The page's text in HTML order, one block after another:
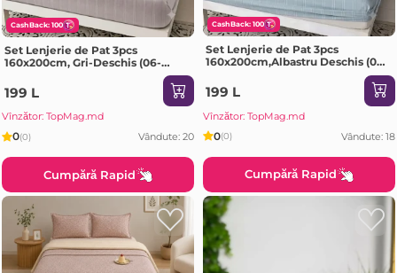
CashBack: 100
Set Lenjerie de Pat 3pcs
160x200cm, Gri-Deschis (06-
199 L
Vînzător: TopMag.md
0(0) Vândute: 20
Cumpără Rapid
CashBack: 100
Set Lenjerie de Pat 3pcs
160x200cm,Albastru Deschis (06-
199 L
Vînzător: TopMag.md
0(0) Vândute: 18
Cumpără Rapid